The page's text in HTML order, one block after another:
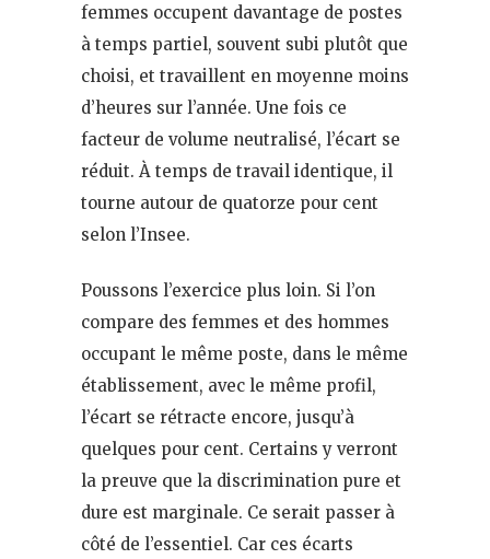
femmes occupent davantage de postes
à temps partiel, souvent subi plutôt que
choisi, et travaillent en moyenne moins
d’heures sur l’année. Une fois ce
facteur de volume neutralisé, l’écart se
réduit. À temps de travail identique, il
tourne autour de quatorze pour cent
selon l’Insee.
Poussons l’exercice plus loin. Si l’on
compare des femmes et des hommes
occupant le même poste, dans le même
établissement, avec le même profil,
l’écart se rétracte encore, jusqu’à
quelques pour cent. Certains y verront
la preuve que la discrimination pure et
dure est marginale. Ce serait passer à
côté de l’essentiel. Car ces écarts